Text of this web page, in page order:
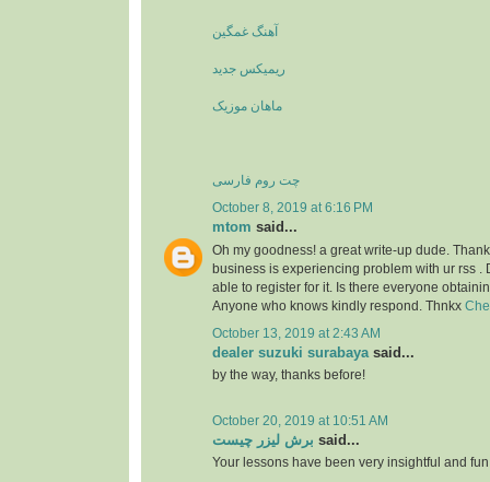
آهنگ غمگین
ریمیکس جدید
ماهان موزیک
چت روم فارسی
October 8, 2019 at 6:16 PM
mtom said...
Oh my goodness! a great write-up dude.
business is experiencing problem with ur rss .
able to register for it. Is there everyone
Anyone who knows kindly respond. Thnkx
October 13, 2019 at 2:43 AM
dealer suzuki surabaya said...
by the way, thanks before!
October 20, 2019 at 10:51 AM
برش لیزر چیست said...
Your lessons have been very insightful and